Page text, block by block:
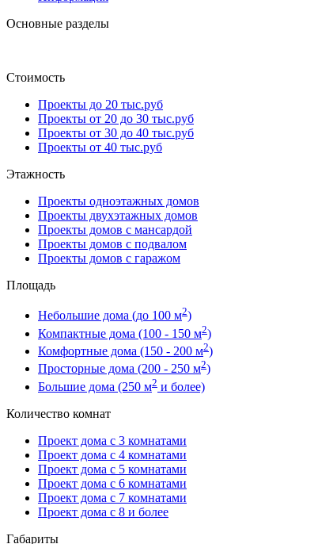
Основные разделы
Стоимость
Проекты до 20 тыс.руб
Проекты от 20 до 30 тыс.руб
Проекты от 30 до 40 тыс.руб
Проекты от 40 тыс.руб
Этажность
Проекты одноэтажных домов
Проекты двухэтажных домов
Проекты домов с мансардой
Проекты домов с подвалом
Проекты домов с гаражом
Площадь
Небольшие дома (до 100 м2)
Компактные дома (100 - 150 м2)
Комфортные дома (150 - 200 м2)
Просторные дома (200 - 250 м2)
Большие дома (250 м2 и более)
Количество комнат
Проект дома с 3 комнатами
Проект дома с 4 комнатами
Проект дома с 5 комнатами
Проект дома с 6 комнатами
Проект дома с 7 комнатами
Проект дома с 8 и более
Габариты